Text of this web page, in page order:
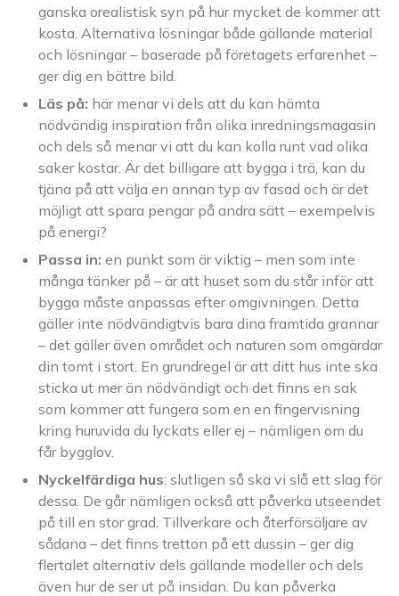
ganska orealistisk syn på hur mycket de kommer att
kosta. Alternativa lösningar både gällande material
och lösningar – baserade på företagets erfarenhet –
ger dig en bättre bild.
Läs på: här menar vi dels att du kan hämta
nödvändig inspiration från olika inredningsmagasin
och dels så menar vi att du kan kolla runt vad olika
saker kostar. Är det billigare att bygga i trä, kan du
tjäna på att välja en annan typ av fasad och är det
möjligt att spara pengar på andra sätt – exempelvis
på energi?
Passa in: en punkt som är viktig – men som inte
många tänker på – är att huset som du står inför att
bygga måste anpassas efter omgivningen. Detta
gäller inte nödvändigtvis bara dina framtida grannar
– det gäller även området och naturen som omgärdar
din tomt i stort. En grundregel är att ditt hus inte ska
sticka ut mer än nödvändigt och det finns en sak
som kommer att fungera som en en fingervisning
kring huruvida du lyckats eller ej – nämligen om du
får bygglov.
Nyckelfärdiga hus: slutligen så ska vi slå ett slag för
dessa. De går nämligen också att påverka utseendet
på till en stor grad. Tillverkare och återförsäljare av
sådana – det finns tretton på ett dussin – ger dig
flertalet alternativ dels gällande modeller och dels
även hur de ser ut på insidan. Du kan påverka